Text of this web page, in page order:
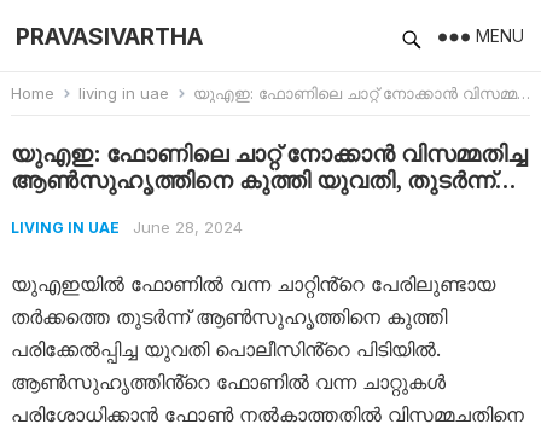
PRAVASIVARTHA MENU
Home living in uae യുഎഇ: ഫോണിലെ ചാറ്റ് നോക്കാൻ വിസമ്മതിച്ച ആൺസുഹൃത്തിനെ കുത്തി യുവതി, തുടർന്ന്…
യുഎഇ: ഫോണിലെ ചാറ്റ് നോക്കാൻ വിസമ്മതിച്ച
ആൺസുഹൃത്തിനെ കുത്തി യുവതി, തുടർന്ന്…
LIVING IN UAE June 28, 2024
യുഎഇയിൽ ഫോണിൽ വന്ന ചാറ്റിൻ്റെ പേരിലുണ്ടായ
തർക്കത്തെ തുടർന്ന് ആൺ‍സുഹൃത്തിനെ കുത്തി
പരിക്കേൽപ്പിച്ച യുവതി പൊലീസിൻ്റെ പിടിയിൽ.
ആൺസുഹൃത്തിൻ്റെ ഫോണിൽ വന്ന ചാറ്റുകൾ
പരിശോധിക്കാൻ ഫോൺ നൽകാത്തതിൽ വിസമ്മചതിനെ